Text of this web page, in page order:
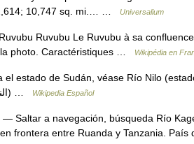
10,747 sq. mi.… …
Universalium
Ruvubu Le Ruvubu à sa
photo. Caractéristiques …
Wikipédia en
estado de Sudán, véase Río Nilo
Río Nilo (النيل) …
Wikipedia Español
— Saltar a navegación, búsqueda Río
frontera entre Ruanda y Tanzania.